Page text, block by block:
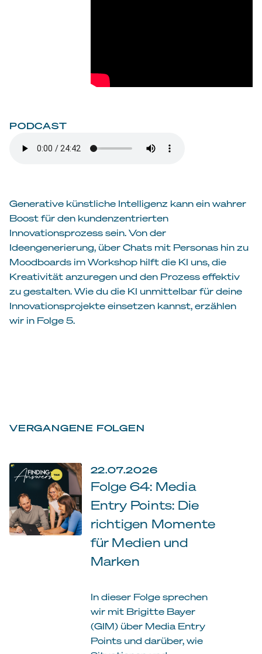
PODCAST
Generative künstliche Intelligenz kann ein wahrer
Boost für den kundenzentrierten
Innovationsprozess sein. Von der
Ideengenerierung, über Chats mit Personas hin zu
Moodboards im Workshop hilft die KI uns, die
Kreativität anzuregen und den Prozess effektiv
zu gestalten. Wie du die KI unmittelbar für deine
Innovationsprojekte einsetzen kannst, erzählen
wir in Folge 5.
VERGANGENE FOLGEN
22.07.2026
Folge 64: Media
Entry Points: Die
richtigen Momente
für Medien und
Marken
In dieser Folge sprechen
wir mit Brigitte Bayer
(GIM) über Media Entry
Points und darüber, wie